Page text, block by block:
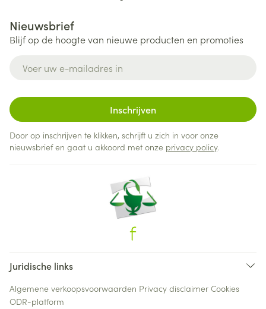
Nieuwsbrief
Blijf op de hoogte van nieuwe producten en promoties
Inschrijven
Door op inschrijven te klikken, schrijft u zich in voor onze
nieuwsbrief en gaat u akkoord met onze privacy policy.
Juridische links
Algemene verkoopsvoorwaarden Privacy disclaimer Cookies
ODR-platform